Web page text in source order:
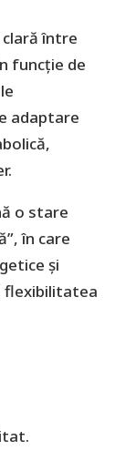
între
funcție de
adaptare
o stare
în care
și
flexibilitatea